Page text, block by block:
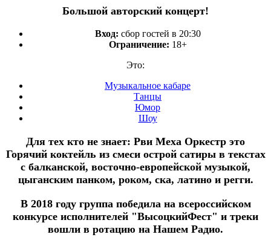
Большой авторский концерт!
Вход: сбор гостей в 20:30
Ограничение: 18+
Это:
Музыкальное кабаре
Танцы
Юмор
Шоу
Для тех кто не знает: Рви Меха Оркестр это
Горячий коктейль из смеси острой сатиры в текстах
с балканской, восточно-европейской музыкой,
цыганским панком, роком, ска, латино и регги.
В 2018 году группа победила на всероссийском
конкурсе исполнителей "ВысоцкийФест" и треки
вошли в ротацию на Нашем Радио.